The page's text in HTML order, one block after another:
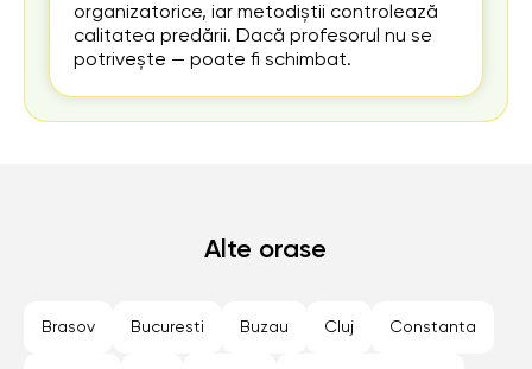
organizatorice, iar metodiștii controlează
calitatea predării. Dacă profesorul nu se
potrivește — poate fi schimbat.
Alte orase
Brasov Bucuresti Buzau Cluj Constanta